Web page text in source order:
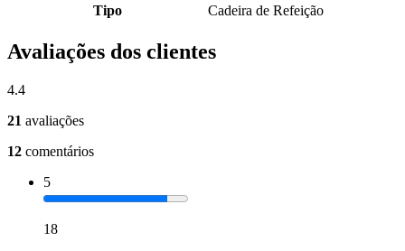
Tipo
Cadeira de Refeição
Avaliações dos clientes
4.4
21 avaliações
12 comentários
5
18